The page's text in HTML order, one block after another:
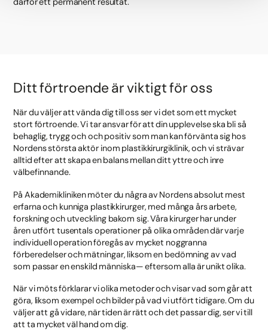
Ditt förtroende är viktigt för oss
När du väljer att vända dig till oss ser vi det som ett mycket
stort förtroende. Vi tar ansvar för att din upplevelse ska bli så
behaglig, trygg och och positiv som man kan förvänta sig hos
Nordens största aktör inom plastikkirurgiklinik, och vi strävar
alltid efter att skapa en balans mellan ditt yttre och inre
välbefinnande.
På Akademikliniken möter du några av Nordens absolut mest
erfarna och kunniga plastikkirurger, med många års arbete,
forskning och utveckling bakom sig. Våra kirurger har under
åren utfört tusentals operationer på olika områden där varje
individuell operation föregås av mycket noggranna
förberedelser och mätningar, liksom en bedömning av vad
som passar en enskild människa— eftersom alla är unikt olika.
När vi möts förklarar vi olika metoder och visar vad som går att
göra, liksom exempel och bilder på vad vi utfört tidigare. Om du
väljer att gå vidare, när tiden är rätt och det passar dig, ser vi till
att ta mycket väl hand om dig.